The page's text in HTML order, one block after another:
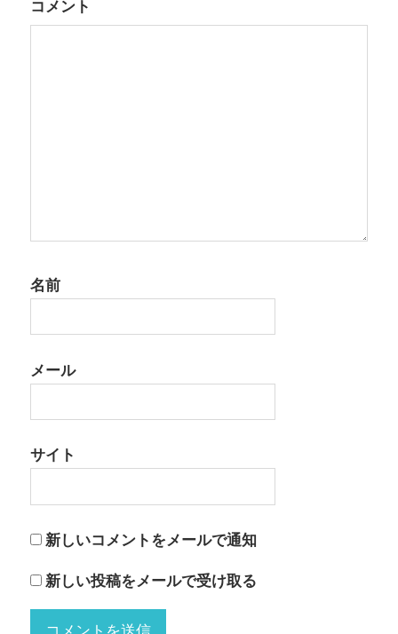
コメント
名前
メール
サイト
新しいコメントをメールで通知
新しい投稿をメールで受け取る